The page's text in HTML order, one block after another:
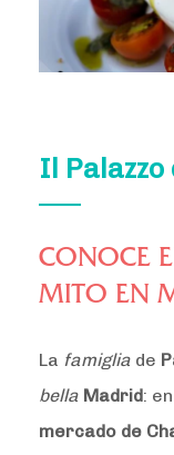
Il
CONOCE
MITO EN
La famiglia de
bella Madrid:
mercado de